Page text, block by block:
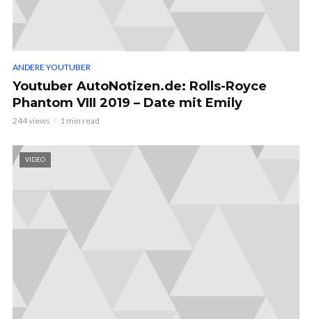
ANDERE YOUTUBER
Youtuber AutoNotizen.de: Rolls-Royce
Phantom VIII 2019 – Date mit Emily
244 views 1 min read
VIDEO